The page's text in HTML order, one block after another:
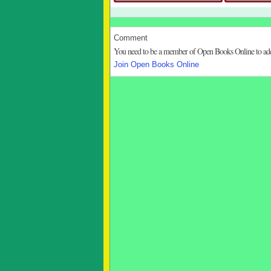
Comment
You need to be a member of Open Books Online to
Join Open Books Online